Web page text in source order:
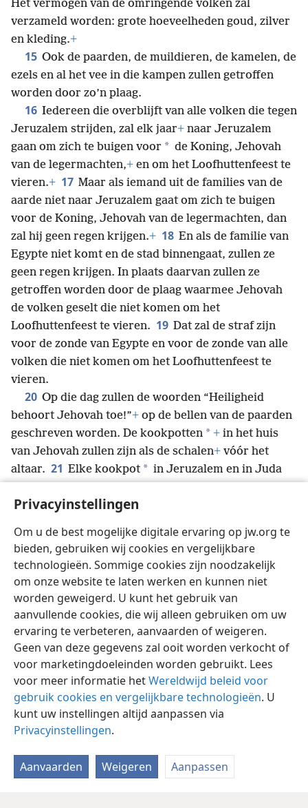
Privacyinstellingen
Om u de best mogelijke digitale ervaring op jw.org te
bieden, gebruiken wij cookies en vergelijkbare
technologieën. Sommige cookies zijn noodzakelijk
om onze website te laten werken en kunnen niet
worden geweigerd. U kunt het gebruik van
aanvullende cookies, die wij alleen gebruiken om uw
ervaring te verbeteren, aanvaarden of weigeren.
Geen van deze gegevens zal ooit worden verkocht of
voor marketingdoeleinden worden gebruikt. Lees
voor meer informatie hetWereldwijd beleid voor
gebruik cookies en vergelijkbare technologieën. U
kunt uw instellingen altijd aanpassen via
Privacyinstellingen.
Aanvaarden Weigeren Aanpassen
Het vermogen van de omringende volken zal
verzameld worden: grote hoeveelheden goud, zilver
en kleding.+
15 Ook de paarden, de muildieren, de kamelen, de
ezels en al het vee in die kampen zullen getroffen
worden door zo’n plaag.
16 Iedereen die overblijft van alle volken die tegen
Jeruzalem strijden, zal elk jaar+ naar Jeruzalem
gaan om zich te buigen voor * de Koning, Jehovah
van de legermachten,+ en om het Loofhuttenfeest te
vieren.+ 17 Maar als iemand uit de families van de
aarde niet naar Jeruzalem gaat om zich te buigen
voor de Koning, Jehovah van de legermachten, dan
zal hij geen regen krijgen.+ 18 En als de familie van
Egypte niet komt en de stad binnengaat, zullen ze
geen regen krijgen. In plaats daarvan zullen ze
getroffen worden door de plaag waarmee Jehovah
de volken geselt die niet komen om het
Loofhuttenfeest te vieren. 19 Dat zal de straf zijn
voor de zonde van Egypte en voor de zonde van alle
volken die niet komen om het Loofhuttenfeest te
vieren.
20 Op die dag zullen de woorden “Heiligheid
behoort Jehovah toe!”+ op de bellen van de paarden
geschreven worden. De kookpotten * + in het huis
van Jehovah zullen zijn als de schalen+ vóór het
altaar. 21 Elke kookpot * in Jeruzalem en in Juda
toebehoren, en iedereen die slachtoffers brengt zal
koken. Op die dag zal er in het huis van Jehovah van
de legermachten geen Kanaäniet
meer zijn.’ +
Nederlands Delen Instellingen
Copyright © 2026 Watch Tower Bible and Tract Society of Pennsylvania
Gebruiksvoorwaarden Privacybeleid
Privacyinstellingen
JW.ORG
Inloggen